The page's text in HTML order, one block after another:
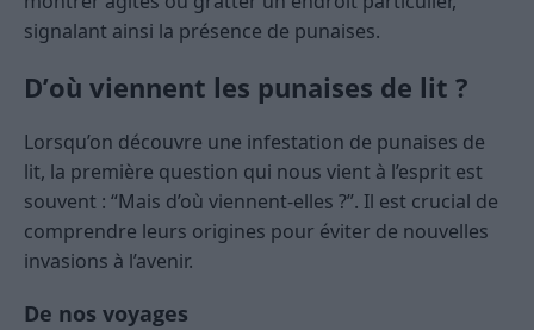
signalant ainsi la présence de punaises.
D’où viennent les punaises de lit ?
Lorsqu’on découvre une infestation de punaises de
lit, la première question qui nous vient à l’esprit est
souvent : “Mais d’où viennent-elles ?”. Il est crucial de
comprendre leurs origines pour éviter de nouvelles
invasions à l’avenir.
De nos voyages